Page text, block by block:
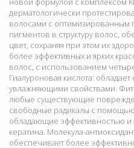
дерматологически
волосами с
пигментов в структуру волос,
цвет, сохраняя при этом их
более эффективных и ярких
волос, с использованием
Гиалуроновая кислота:
увлажняющими свойствами.
любые существующие
свободные радикалы с
обладающие эффективностью
кератина. Молекула-
обеспечивает более